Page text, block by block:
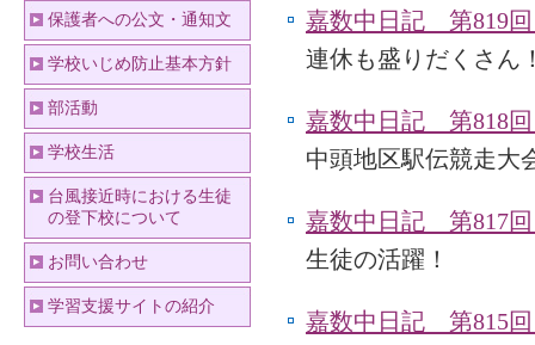
嘉数中日記 第819
連休も盛りだくさん
嘉数中日記 第818
中頭地区駅伝競走大
嘉数中日記 第817
生徒の活躍！
嘉数中日記 第815
保護者への公文・通知文
学校いじめ防止基本方針
部活動
学校生活
台風接近時における生徒
の登下校について
お問い合わせ
学習支援サイトの紹介